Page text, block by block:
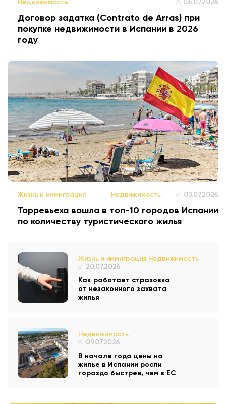
Жизнь и иммиграция Недвижимость
20.07.2026
Как работает страховка
от незаконного захвата
жилья
Недвижимость
09.07.2026
В начале года цены на
жилье в Испании росли
гораздо быстрее, чем в ЕС
Недвижимость 06.07.2026
Договор задатка (Contrato de Arras) при
покупке недвижимости в Испании в 2026
году
Жизнь и иммиграция Недвижимость 03.07.2026
Торревьеха вошла в топ-10 городов Испании
по количеству туристического жилья